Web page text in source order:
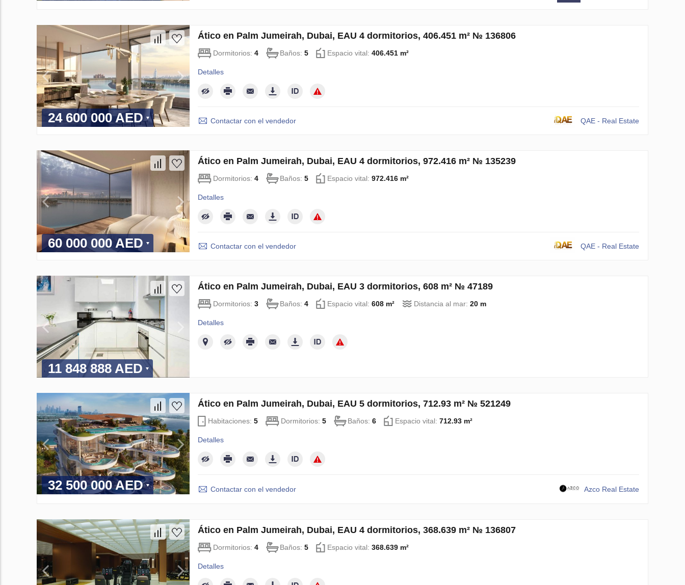
24 600 000 AED
Ático en Palm Jumeirah, Dubai, EAU 4 dormitorios, 406.451 m² № 136806
Dormitorios: 4 Baños: 5 Espacio vital: 406.451 m²
Detalles
Contactar con el vendedor QAE - Real Estate
60 000 000 AED
Ático en Palm Jumeirah, Dubai, EAU 4 dormitorios, 972.416 m² № 135239
Dormitorios: 4 Baños: 5 Espacio vital: 972.416 m²
Detalles
Contactar con el vendedor QAE - Real Estate
11 848 888 AED
Ático en Palm Jumeirah, Dubai, EAU 3 dormitorios, 608 m² № 47189
Dormitorios: 3 Baños: 4 Espacio vital: 608 m² Distancia al mar: 20 m
Detalles
32 500 000 AED
Ático en Palm Jumeirah, Dubai, EAU 5 dormitorios, 712.93 m² № 521249
Habitaciones: 5 Dormitorios: 5 Baños: 6 Espacio vital: 712.93 m²
Detalles
Contactar con el vendedor Azco Real Estate
Ático en Palm Jumeirah, Dubai, EAU 4 dormitorios, 368.639 m² № 136807
Dormitorios: 4 Baños: 5 Espacio vital: 368.639 m²
Detalles